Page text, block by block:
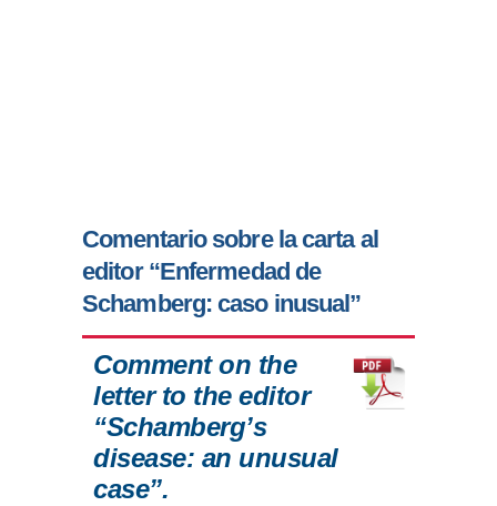
Comentario sobre la carta al
editor “Enfermedad de
Schamberg: caso inusual”
Comment on the
letter to the editor
“Schamberg’s
disease: an unusual
case”.